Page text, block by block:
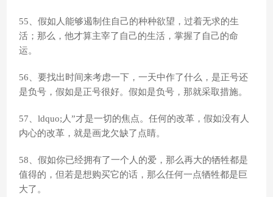
55、假如人能够遏制住自己的种种欲望，过着无求的生
活；那么，他才算主宰了自己的生活，掌握了自己的命
运。
56、要找出时间来考虑一下，一天中作了什么，是正号还
是负号，假如是正号很好。假如是负号，那就采取措施。
57、ldquo;人”才是一切的焦点。任何的改革，假如没有人
内心的改革，就是画龙欠缺了点睛。
58、假如你已经拥有了一个人的爱，那么再大的牺牲都是
值得的，但若是想购买它的话，那么任何一点牺牲都是巨
大了。